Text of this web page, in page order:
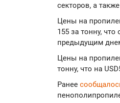
секторов, а
Цены на
155 за тонну,
предыдущим
Цены на
тонну, что на
Ранее